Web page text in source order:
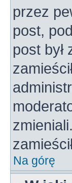
przez
post,
post
Na górę